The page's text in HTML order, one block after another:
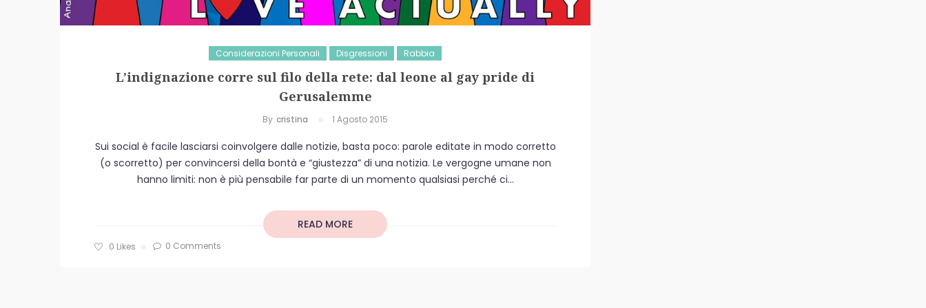
Considerazioni Personali Disgressioni Rabbia
L’indignazione corre sul filo della rete: dal leone al gay pride di
Gerusalemme
By Cristina 1 Agosto 2015
Sui social è facile lasciarsi coinvolgere dalle notizie, basta poco: parole editate in modo corretto
(o scorretto) per convincersi della bontà e “giustezza” di una notizia. Le vergogne umane non
hanno limiti: non è più pensabile far parte di un momento qualsiasi perché ci...
READ MORE
0 Likes 0 Comments